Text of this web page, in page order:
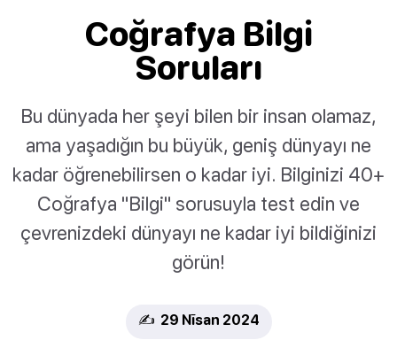
Coğrafya Bilgi
Soruları
Bu dünyada her şeyi bilen bir insan olamaz,
ama yaşadığın bu büyük, geniş dünyayı ne
kadar öğrenebilirsen o kadar iyi. Bilginizi 40+
Coğrafya "Bilgi" sorusuyla test edin ve
çevrenizdeki dünyayı ne kadar iyi bildiğinizi
görün!
✍️ 29 Nīsan 2024